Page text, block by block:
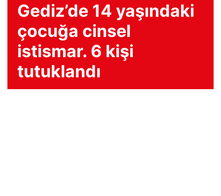
Gediz’de 14 yaşındaki
çocuğa cinsel
istismar. 6 kişi
tutuklandı